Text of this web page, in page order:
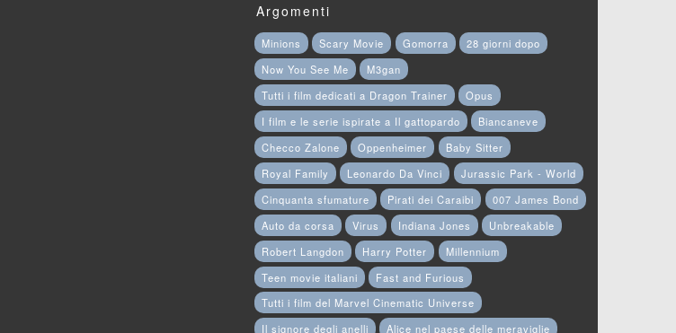
Argomenti
Minions Scary Movie Gomorra
28 giorni dopo
Now You See Me
M3gan
Tutti i film dedicati a Dragon Trainer
Opus
I film e le serie ispirate a Il gattopardo
Biancaneve
Checco Zalone
Oppenheimer
Baby Sitter
Royal Family
Leonardo Da Vinci
Jurassic Park - World
Cinquanta sfumature
Pirati dei Caraibi
007 James Bond
Auto da corsa
Virus Indiana Jones
Unbreakable
Robert Langdon
Harry Potter
Millennium
Teen movie italiani
Fast and Furious
Tutti i film del Marvel Cinematic Universe
Il signore degli anelli
Alice nel paese delle meraviglie